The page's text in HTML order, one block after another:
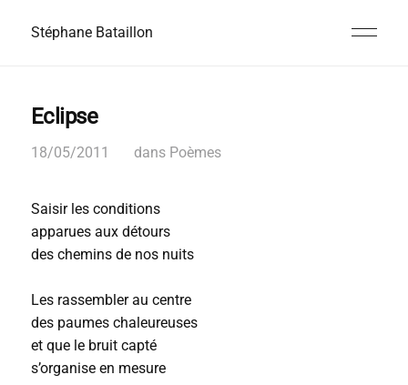
Stéphane Bataillon
Eclipse
18/05/2011 dans Poèmes
Saisir les conditions
apparues aux détours
des chemins de nos nuits
Les rassembler au centre
des paumes chaleureuses
et que le bruit capté
s’organise en mesure